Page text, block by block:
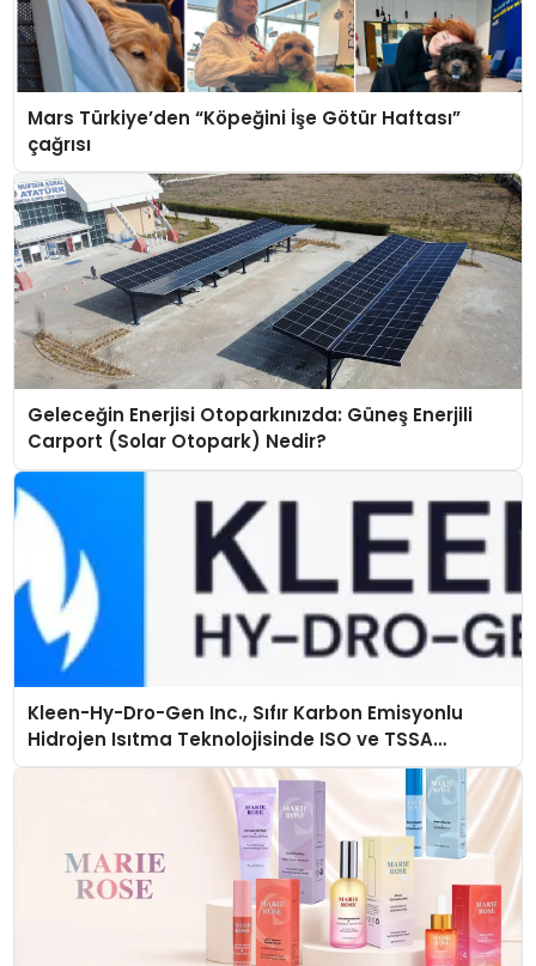
Mars Türkiye’den “Köpeğini İşe Götür Haftası”
çağrısı
Geleceğin Enerjisi Otoparkınızda: Güneş Enerjili
Carport (Solar Otopark) Nedir?
Kleen-Hy-Dro-Gen Inc., Sıfır Karbon Emisyonlu
Hidrojen Isıtma Teknolojisinde ISO ve TSSA
Düzenleyici Onaylarını Aldı